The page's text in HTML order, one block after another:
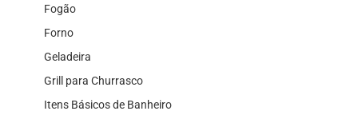
Fogão
Forno
Geladeira
Grill para Churrasco
Itens Básicos de Banheiro